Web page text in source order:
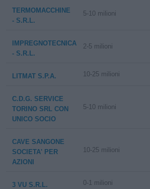
TERMOMACCHINE
- S.R.L.
5-10 milioni
IMPREGNOTECNICA
- S.R.L.
2-5 milioni
LITMAT S.P.A. 10-25 milioni
C.D.G. SERVICE
TORINO SRL CON
UNICO SOCIO
5-10 milioni
CAVE SANGONE
SOCIETA' PER
AZIONI
10-25 milioni
3 VU S.R.L. 0-1 milioni